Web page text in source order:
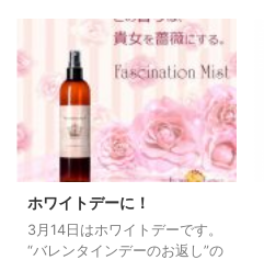
が・・。 常連さんいわく・・
誰にも教えたくないお店との
事・・。 そして、 店内には
拘りの仕掛けがあります。 (大
袈裟な事ではないのですけど)
毎日、 願いを叶えるミスティ
ックブレンドオイルを 加湿
器、アロマポットに入れ たい
ています。 Caféにいらっし
いただく為のものです。 ま
ホワイトデーに！
3月14日はホワイトデーです。
“バレンタインデーのお返し”の